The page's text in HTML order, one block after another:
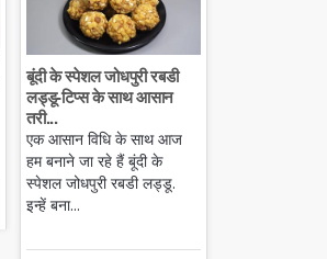
बूंदी के स्पेशल जोधपुरी रबडी
लड्डू-टिप्स के साथ आसान
तरी...
एक आसान विधि के साथ आज
हम बनाने जा रहे हैं बूंदी के
स्पेशल जोधपुरी रबडी लड्डू.
इन्हें बना...